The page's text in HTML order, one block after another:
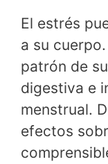
El estrés
a su
patrón de
digestiva e
menstrual.
efectos